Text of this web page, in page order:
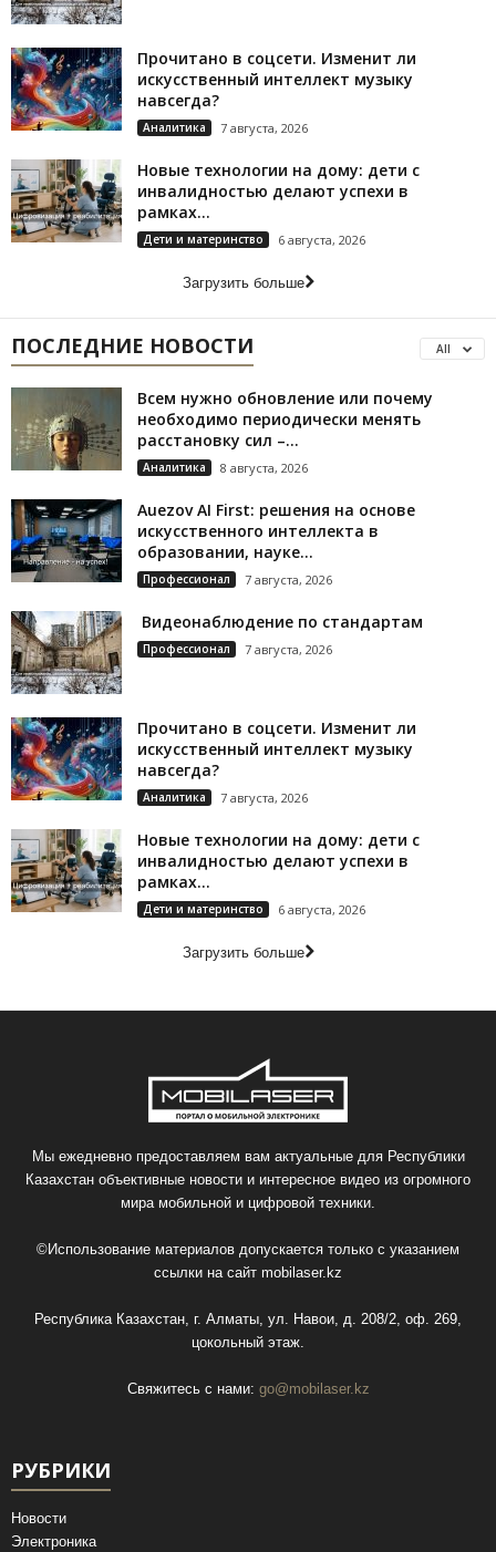
Прочитано в соцсети. Изменит ли
искусственный интеллект музыку
навсегда?
Аналитика 7 августа, 2026
Новые технологии на дому: дети с
инвалидностью делают успехи в
рамках...
Дети и материнство 6 августа, 2026
Загрузить больше
ПОСЛЕДНИЕ НОВОСТИ All
Всем нужно обновление или почему
необходимо периодически менять
расстановку сил –...
Аналитика 8 августа, 2026
Auezov AI First: решения на основе
искусственного интеллекта в
образовании, науке...
Профессионал 7 августа, 2026
Видеонаблюдение по стандартам
Профессионал 7 августа, 2026
Прочитано в соцсети. Изменит ли
искусственный интеллект музыку
навсегда?
Аналитика 7 августа, 2026
Новые технологии на дому: дети с
инвалидностью делают успехи в
рамках...
Дети и материнство 6 августа, 2026
Загрузить больше
Мы ежедневно предоставляем вам актуальные для Республики
Казахстан объективные новости и интересное видео из огромного
мира мобильной и цифровой техники.
©Использование материалов допускается только с указанием
ссылки на сайт mobilaser.kz
Республика Казахстан, г. Алматы, ул. Навои, д. 208/2, оф. 269,
цокольный этаж.
Свяжитесь с нами: go@mobilaser.kz
РУБРИКИ
Новости
Электроника